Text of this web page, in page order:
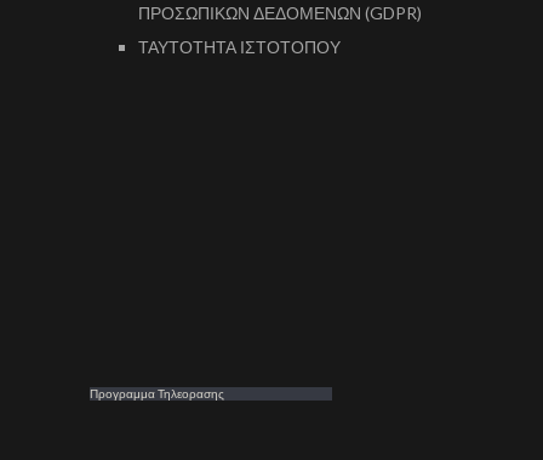
ΠΡΟΣΩΠΙΚΩΝ ΔΕΔΟΜΕΝΩΝ (GDPR)
ΤΑΥΤΟΤΗΤΑ ΙΣΤΟΤΟΠΟΥ
Προγραμμα Τηλεορασης